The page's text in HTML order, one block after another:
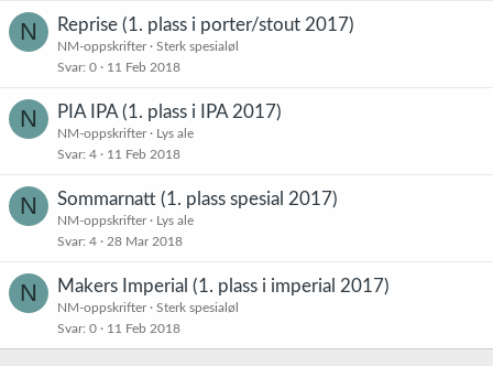
N Reprise (1. plass i porter/stout 2017)
NM-oppskrifter
Sterk spesialøl
Svar 0 11 Feb 2018
N PIA IPA (1. plass i IPA 2017)
NM-oppskrifter
Lys ale
Svar 4 11 Feb 2018
N Sommarnatt (1. plass spesial 2017)
NM-oppskrifter
Lys ale
Svar 4 28 Mar 2018
N Makers Imperial (1. plass i imperial 2017)
NM-oppskrifter
Sterk spesialøl
Svar 0 11 Feb 2018